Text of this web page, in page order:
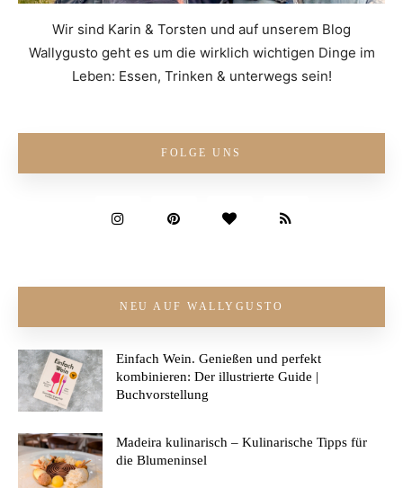
Wir sind Karin & Torsten und auf unserem Blog
Wallygusto geht es um die wirklich wichtigen Dinge im
Leben: Essen, Trinken & unterwegs sein!
FOLGE UNS
NEU AUF WALLYGUSTO
Einfach Wein. Genießen und perfekt
kombinieren: Der illustrierte Guide |
Buchvorstellung
Madeira kulinarisch – Kulinarische Tipps für
die Blumeninsel